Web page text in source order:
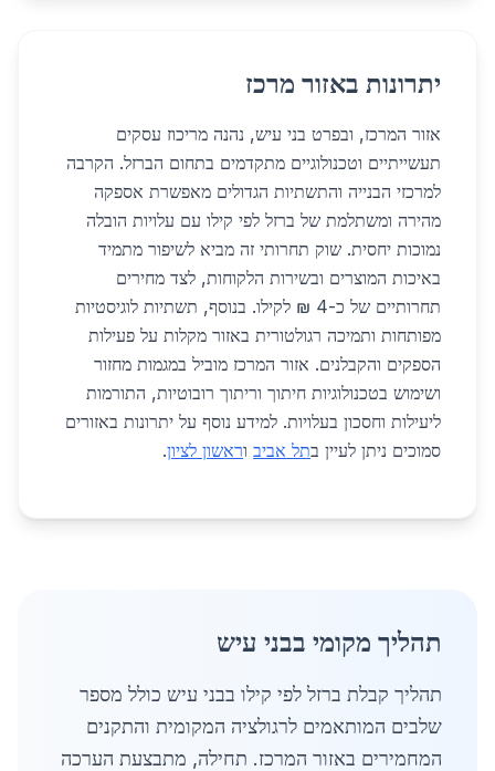
יתרונות באזור מרכז
אזור המרכז, ובפרט בני עיש, נהנה מריכוז עסקים
תעשייתיים וטכנולוגיים מתקדמים בתחום הברזל. הקרבה
למרכזי הבנייה והתשתיות הגדולים מאפשרת אספקה
מהירה ומשתלמת של ברזל לפי קילו עם עלויות הובלה
נמוכות יחסית. שוק תחרותי זה מביא לשיפור מתמיד
באיכות המוצרים ובשירות הלקוחות, לצד מחירים
תחרותיים של כ-4 ₪ לקילו. בנוסף, תשתיות לוגיסטיות
מפותחות ותמיכה רגולטורית באזור מקלות על פעילות
הספקים והקבלנים. אזור המרכז מוביל במגמות מחזור
ושימוש בטכנולוגיות חיתוך וריתוך רובוטיות, התורמות
ליעילות וחסכון בעלויות. למידע נוסף על יתרונות באזורים
סמוכים ניתן לעיין בתל אביב וראשון לציון.
תהליך מקומי בבני עיש
תהליך קבלת ברזל לפי קילו בבני עיש כולל מספר
שלבים המותאמים לרגולציה המקומית והתקנים
המחמירים באזור המרכז. תחילה, מתבצעת הערכה